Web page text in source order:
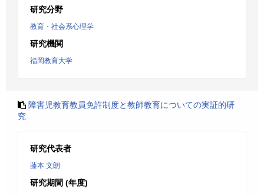
研究分野
教育・社会系心理学
研究機関
福岡教育大学
障害児教育教員免許制度と教師教育についての実証的研
究
研究代表者
藤本 文朗
研究期間 (年度)